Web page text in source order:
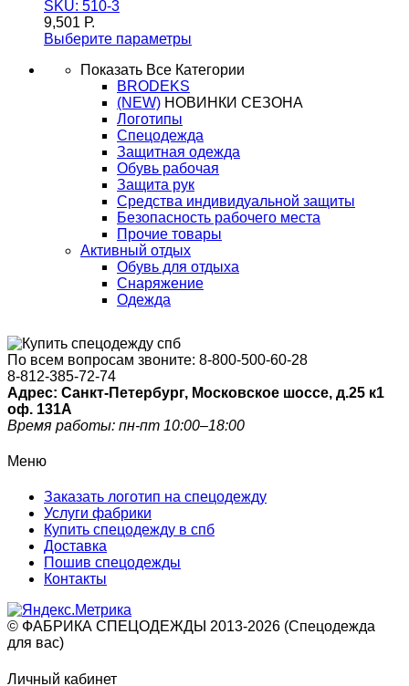
SKU: 510-3
9,501 Р.
Выберите параметры
Показать Все Категории
BRODEKS
(NEW) НОВИНКИ СЕЗОНА
Логотипы
Спецодежда
Защитная одежда
Обувь рабочая
Защита рук
Средства индивидуальной защиты
Безопасность рабочего места
Прочие товары
Активный отдых
Обувь для отдыха
Снаряжение
Одежда
По всем вопросам звоните: 8-800-500-60-28
8-812-385-72-74
Адрес: Санкт-Петербург, Московское шоссе, д.25 к1
оф. 131A
Время работы: пн-пт 10:00–18:00
Меню
Заказать логотип на спецодежду
Услуги фабрики
Купить спецодежду в спб
Доставка
Пошив спецодежды
Контакты
© ФАБРИКА СПЕЦОДЕЖДЫ 2013-2026 (Спецодежда
для вас)
Личный кабинет